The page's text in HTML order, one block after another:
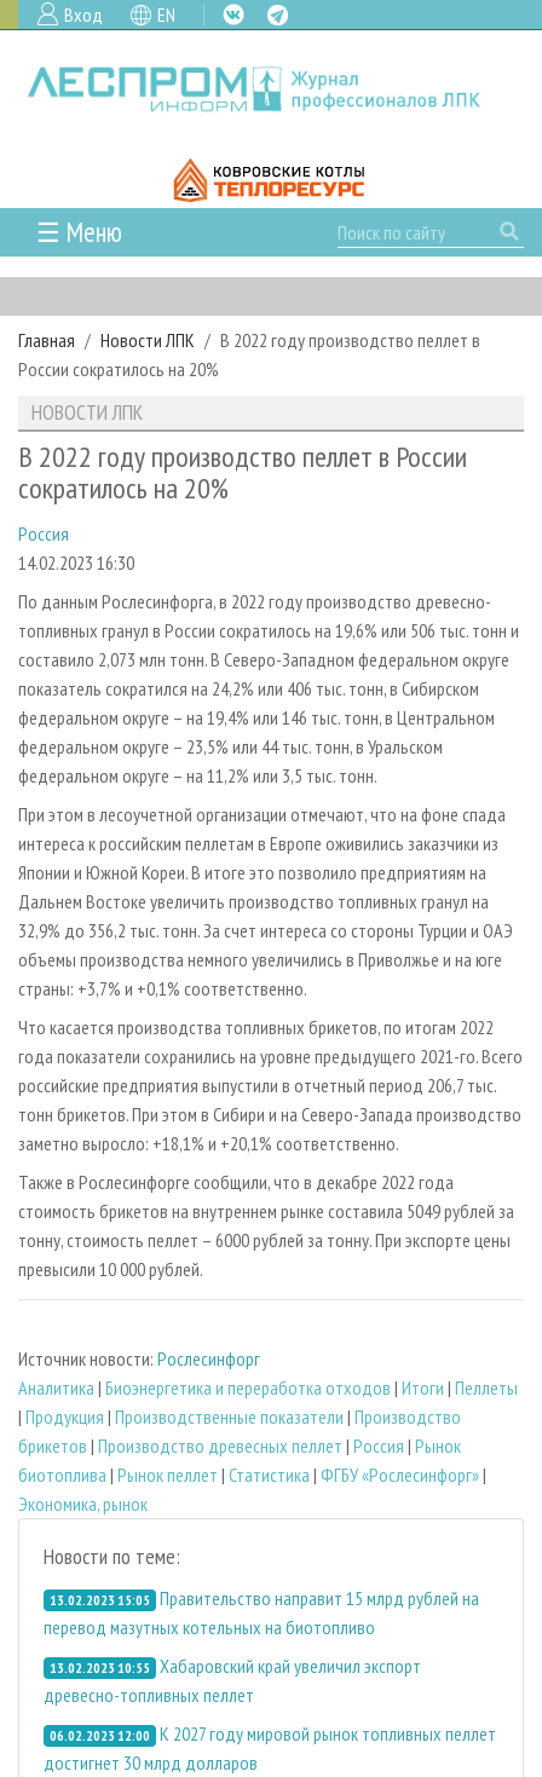
Вход EN
☰ Меню
ГЛАВНАЯ
РУБРИКИ И ТЕМЫ
РУБРИКИ ЖУРНАЛА
ЛЕСОЗАГОТОВКА
ЛЕСОПИЛЕНИЕ
СУШКА ДРЕВЕСИНЫ
ПРОИЗВОДСТВО ДРЕВЕСНЫХ ПЛИТ
ДЕРЕВЯННОЕ ДОМОСТРОЕНИЕ
ПРОИЗВОДСТВО МЕБЕЛИ
БИОЭНЕРГЕТИКА
ЦБП
НОВОСТИ
НОВОСТИ ЛПК
НОВОСТИ ЖУРНАЛА
ПРОЕКТЫ ЛПИ
АНАЛИТИКА
ПРЕДПРИЯТИЯ ЛПК
ПЕРСОНЫ
МОБИЛЬНЫЕ ВЫСТАВКИ
ОФИЦИАЛЬНЫЕ ДЕЛЕГАЦИИ
ПРИОРИТЕТНЫЕ ИНВЕСТПРОЕКТЫ
RUSSIAN FORESTRY REVIEW
ГАЗЕТА ЛЕСПРОМФОРУМ
БИБЛИОТЕКА СПЕЦИАЛИСТА
АРХИВ
АРХИВ ЖУРНАЛОВ
О ЖУРНАЛЕ
КОНТАКТЫ
РЕКЛАМОДАТЕЛЯМ
РЕКЛАМА
РЕКЛАМА НА САЙТЕ
Главная Новости ЛПК
В 2022 году производство пеллет в
России сократилось на 20%
НОВОСТИ ЛПК
В 2022 году производство пеллет в России
сократилось на 20%
Россия
14.02.2023 16:30
По данным Рослесинфорга, в 2022 году производство древесно-
топливных гранул в России сократилось на 19,6% или 506 тыс. тонн и
составило 2,073 млн тонн. В Северо-Западном федеральном округе
показатель сократился на 24,2% или 406 тыс. тонн, в Сибирском
федеральном округе – на 19,4% или 146 тыс. тонн, в Центральном
федеральном округе – 23,5% или 44 тыс. тонн, в Уральском
федеральном округе – на 11,2% или 3,5 тыс. тонн.
При этом в лесоучетной организации отмечают, что на фоне спада
интереса к российским пеллетам в Европе оживились заказчики из
Японии и Южной Кореи. В итоге это позволило предприятиям на
Дальнем Востоке увеличить производство топливных гранул на
32,9% до 356,2 тыс. тонн. За счет интереса со стороны Турции и ОАЭ
объемы производства немного увеличились в Приволжье и на юге
страны: +3,7% и +0,1% соответственно.
Что касается производства топливных брикетов, по итогам 2022
года показатели сохранились на уровне предыдущего 2021-го. Всего
российские предприятия выпустили в отчетный период 206,7 тыс.
тонн брикетов. При этом в Сибири и на Северо-Запада производство
заметно выросло: +18,1% и +20,1% соответственно.
Также в Рослесинфорге сообщили, что в декабре 2022 года
стоимость брикетов на внутреннем рынке составила 5049 рублей за
тонну, стоимость пеллет – 6000 рублей за тонну. При экспорте цены
превысили 10 000 рублей.
Источник новости: Рослесинфорг
Аналитика | Биoэнергетика и переработка отходов | Итоги | Пеллеты
| Продукция | Производственные показатели | Производство
брикетов | Производство древесных пеллет | Россия | Рынок
биотоплива | Рынок пеллет | Статистика | ФГБУ «Рослесинфорг»|
Экономика, рынок
Новости по теме:
13.02.2023 15:05 Правительство направит 15 млрд рублей на
перевод мазутных котельных на биотопливо
13.02.2023 10:55 Хабаровский край увеличил экспорт
древесно-топливных пеллет
06.02.2023 12:00 К 2027 году мировой рынок топливных пеллет
достигнет 30 млрд долларов